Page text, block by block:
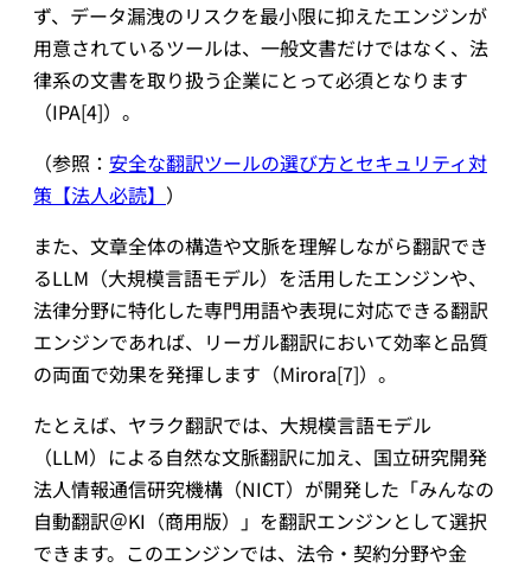
ず、データ漏洩のリスクを最小限に抑えたエンジンが
用意されているツールは、一般文書だけではなく、法
律系の文書を取り扱う企業にとって必須となります
（IPA[4]）。
（参照： 安全な翻訳ツールの選び方とセキュリティ対
策【法人必読】 ）
また、文章全体の構造や文脈を理解しながら翻訳でき
るLLM（大規模言語モデル）を活用したエンジンや、
法律分野に特化した専門用語や表現に対応できる翻訳
エンジンであれば、リーガル翻訳において効率と品質
の両面で効果を発揮します（Mirora[7]）。
たとえば、ヤラク翻訳では、大規模言語モデル
（LLM）による自然な文脈翻訳に加え、国立研究開発
法人情報通信研究機構（NICT）が開発した「みんなの
自動翻訳＠KI（商用版）」を翻訳エンジンとして選択
できます。このエンジンでは、法令・契約分野や金